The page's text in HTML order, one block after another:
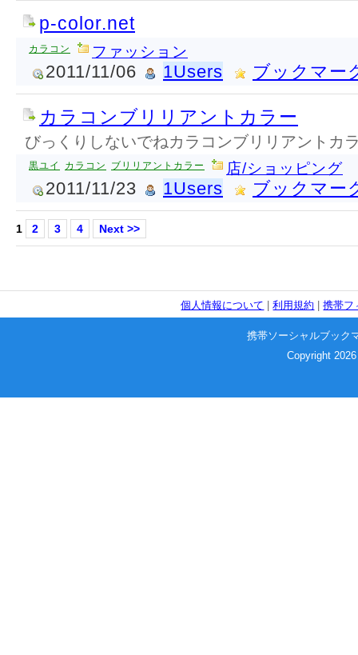
p-color.net
カラコン ファッション
2011/11/06 1Users ブックマー
カラコンブリリアントカラー
びっくりしないでねカラコンブリリアントカ
黒ユイ カラコン ブリリアントカラー 店/ショッピング
2011/11/23 1Users ブックマー
1 2 3 4 Next >>
個人情報について |利用規約 |携帯フ
携帯ソーシャルブック
Copyright